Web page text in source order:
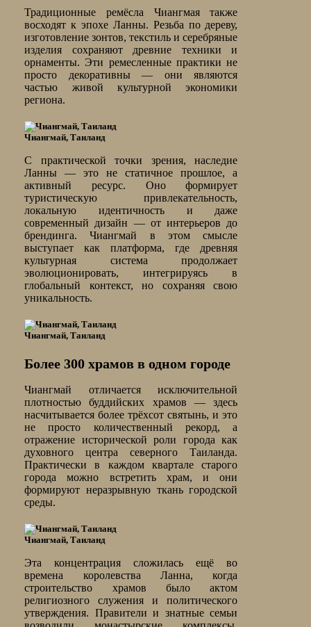
Традиционные ремёсла Чиангмая также
восходят к эпохе Ланны. Резьба по дереву,
изготовление зонтов, текстиль и серебряные
изделия сохраняют древние техники и
орнаменты. Эти ремесленные практики не
просто декоративны — они являются
частью живой культурной экономики
региона.
Чиангмай, Таиланд
С практической точки зрения, наследие
Ланны — это не статичное прошлое, а
активный ресурс. Оно формирует
туристическую привлекательность,
локальную идентичность и даже
современный дизайн — от интерьеров до
брендинга. Чиангмай в этом смысле
выступает как платформа, где древняя
культурная система продолжает
эволюционировать, интегрируясь в
глобальный контекст, но сохраняя свою
уникальность.
Чиангмай, Таиланд
Более 300 храмов в одном городе
Чиангмай отличается исключительной
плотностью буддийских храмов — здесь
насчитывается более трёхсот святынь, и это
не просто количественный рекорд, а
отражение исторической роли города как
духовного центра северного Таиланда.
Практически в каждом квартале старого
города можно встретить храм, и они
формируют неразрывную ткань городской
среды.
Чиангмай, Таиланд
Эта концентрация сложилась ещё во
времена королевства Ланна, когда
строительство храмов было актом
религиозного служения и политического
утверждения. Правители и знатные семьи